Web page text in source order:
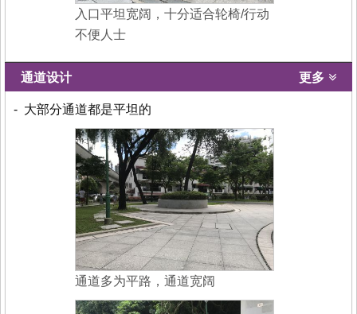
入口平坦宽阔，十分适合轮椅/行动
不便人士
通道设计 更多
- 大部分通道都是平坦的
通道多为平路，通道宽阔